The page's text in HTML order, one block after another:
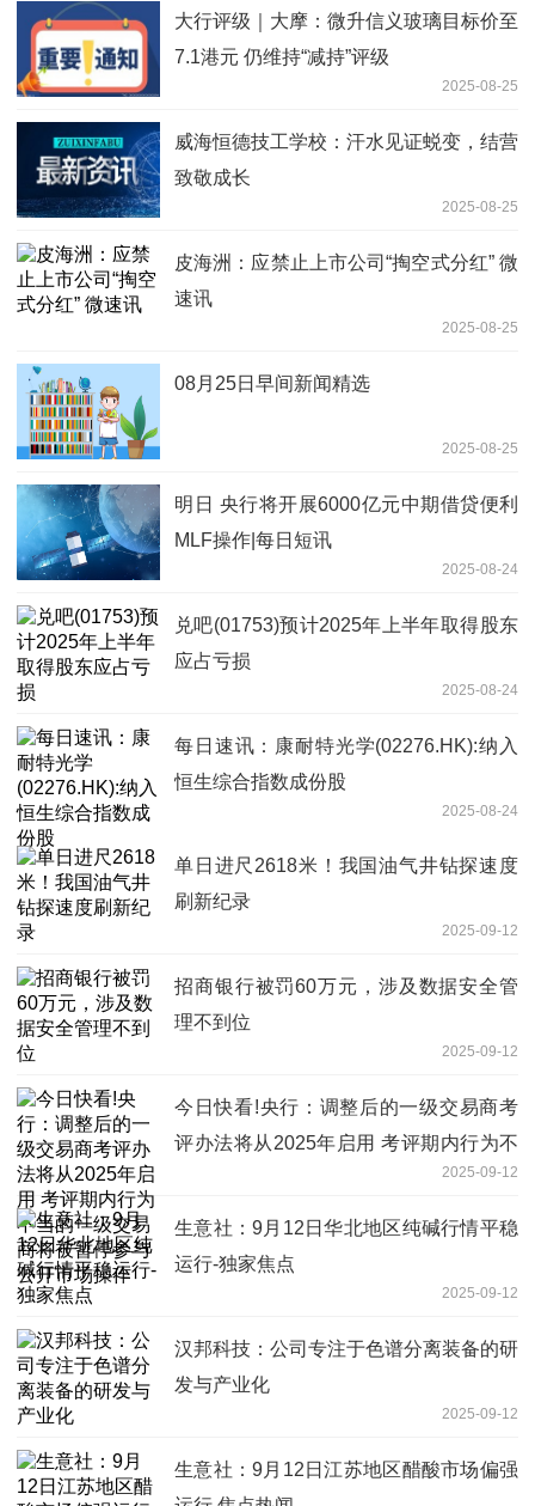
大行评级｜大摩：微升信义玻璃目标价至
7.1港元 仍维持“减持”评级
2025-08-25
威海恒德技工学校：汗水见证蜕变，结营
致敬成长
2025-08-25
皮海洲：应禁止上市公司“掏空式分红” 微
速讯
2025-08-25
08月25日早间新闻精选
2025-08-25
明日 央行将开展6000亿元中期借贷便利
MLF操作|每日短讯
2025-08-24
兑吧(01753)预计2025年上半年取得股东
应占亏损
2025-08-24
每日速讯：康耐特光学(02276.HK):纳入
恒生综合指数成份股
2025-08-24
单日进尺2618米！我国油气井钻探速度
刷新纪录
2025-09-12
招商银行被罚60万元，涉及数据安全管
理不到位
2025-09-12
今日快看!央行：调整后的一级交易商考
评办法将从2025年启用 考评期内行为不
当的一级交易商将被暂停参与公开市场操
作
2025-09-12
生意社：9月12日华北地区纯碱行情平稳
运行-独家焦点
2025-09-12
汉邦科技：公司专注于色谱分离装备的研
发与产业化
2025-09-12
生意社：9月12日江苏地区醋酸市场偏强